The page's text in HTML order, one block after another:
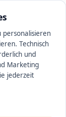
personalisieren
Technisch
und
Marketing
jederzeit